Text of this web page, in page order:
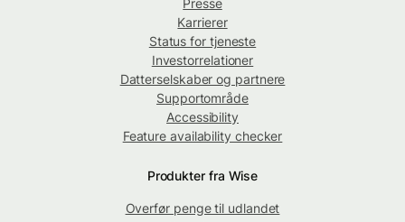
Karrierer
Status for tjeneste
Investorrelationer
Datterselskaber og partnere
Supportområde
Accessibility
Feature availability checker
Produkter fra Wise
Overfør penge til udlandet